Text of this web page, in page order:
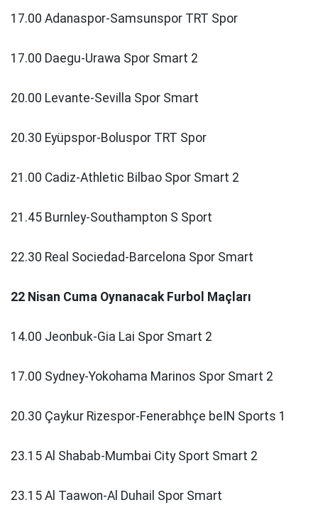
17.00 Adanaspor-Samsunspor TRT Spor
17.00 Daegu-Urawa Spor Smart 2
20.00 Levante-Sevilla Spor Smart
20.30 Eyüpspor-Boluspor TRT Spor
21.00 Cadiz-Athletic Bilbao Spor Smart 2
21.45 Burnley-Southampton S Sport
22.30 Real Sociedad-Barcelona Spor Smart
22 Nisan Cuma Oynanacak Furbol Maçları
14.00 Jeonbuk-Gia Lai Spor Smart 2
17.00 Sydney-Yokohama Marinos Spor Smart 2
20.30 Çaykur Rizespor-Fenerabhçe beIN Sports 1
23.15 Al Shabab-Mumbai City Sport Smart 2
23.15 Al Taawon-Al Duhail Spor Smart